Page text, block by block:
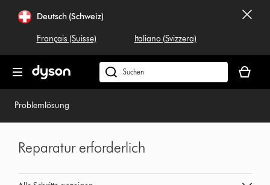
überspringenDeutsch (Schweiz)
Français (Suisse) Italiano (Svizzera)
Dyson.ch
durchsuchen
ist
Problemlösung
Reparatur erforderlich